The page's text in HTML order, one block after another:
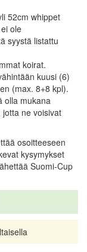
52cm whippet
ole
syystä listattu
koirat.
kuusi (6)
(max. 8+8 kpl).
olla mukana
ne voisivat
osoitteeseen
kysymykset
Suomi-Cup